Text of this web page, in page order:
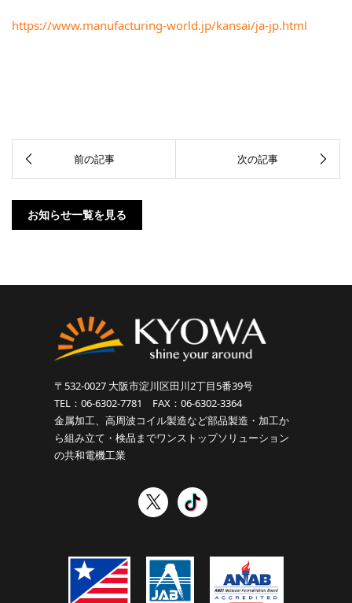
https://www.manufacturing-world.jp/kansai/ja-jp.html
お知らせ一覧を見る
〒532-0027 大阪市淀川区田川2丁目5番39号
TEL：06-6302-7781 FAX：06-6302-3364
金属加工、高周波コイル製造など部品製造・加工か
ら組み立て・検品までワンストップソリューション
の共和電機工業